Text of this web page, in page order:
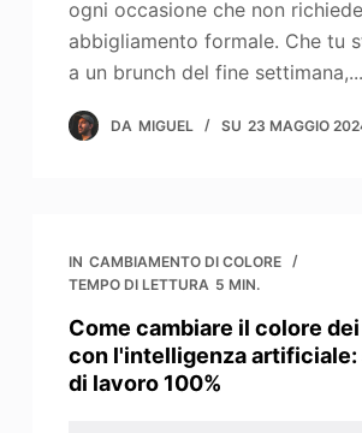
ogni occasione che non
abbigliamento formale. Che tu
a un brunch del fine settimana,...
DA MIGUEL SU 23 MAGGIO
IN CAMBIAMENTO DI COLORE
TEMPO DI LETTURA 5 MIN.
Come cambiare il colore
con l'intelligenza artificiale:
di lavoro 100%